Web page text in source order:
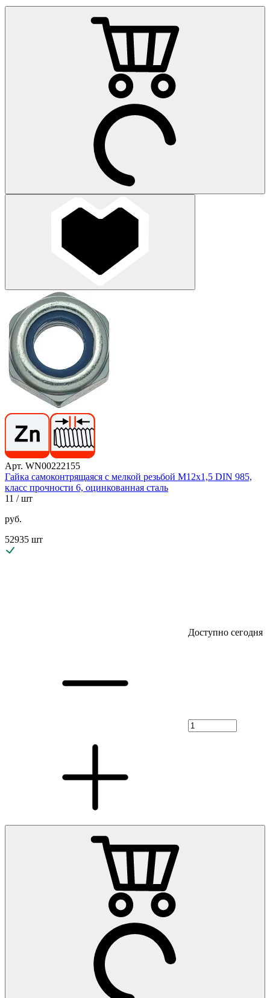
Арт. WN00222155
Гайка самоконтрящаяся с мелкой резьбой М12х1,5 DIN 985,
класс прочности 6, оцинкованная сталь
11 / шт
руб.
52935 шт
Доступно сегодня